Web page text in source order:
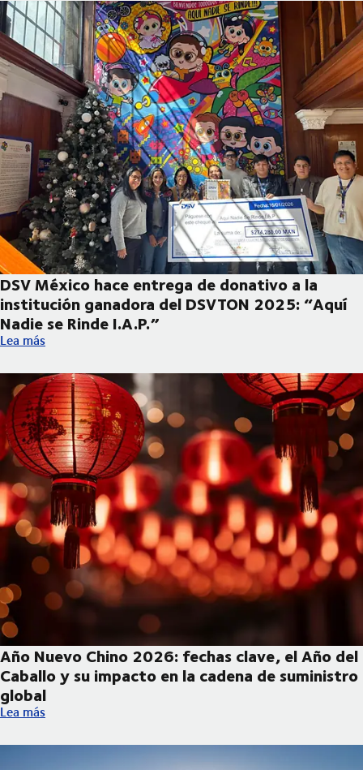
DSV México hace entrega de donativo a la
institución ganadora del DSVTON 2025: “Aquí
Nadie se Rinde I.A.P.”
DSV México hace entrega de donativo a la institución
Lea más
Año Nuevo Chino 2026: fechas clave, el Año del
Caballo y su impacto en la cadena de suministro
global
Año Nuevo Chino 2026: fechas clave, el Año del Caballo y su
Lea más